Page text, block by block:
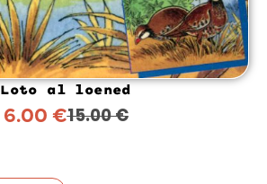
Loto al loened
15.00€
6.00 €